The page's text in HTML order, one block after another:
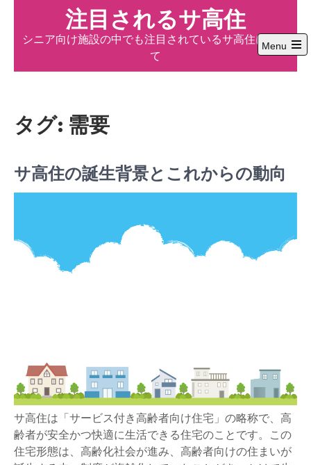
content
注目されるサ高住
シニア向け施設の中でも注目されているサ高住につい
て
Menu
Open
タグ: 需要
サ高住の誕生背景とこれからの動向
サ高住は「サービス付き高齢者向け住宅」の略称で、高
齢者が安全かつ快適に生活できる住宅のことです。この
住宅形態は、高齢化社会が進み、高齢者向けの住まいが